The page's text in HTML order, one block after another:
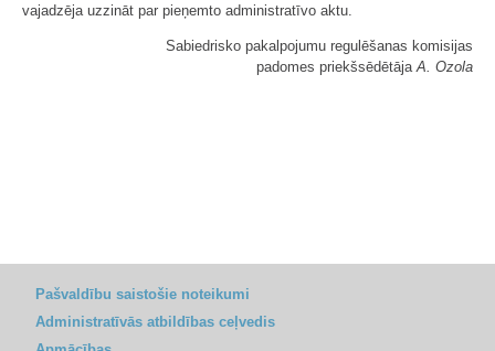
vajadzēja uzzināt par pieņemto administratīvo aktu.
Sabiedrisko pakalpojumu regulēšanas komisijas
padomes priekšsēdētājaA. Ozola
Pašvaldību saistošie noteikumi
Administratīvās atbildības ceļvedis